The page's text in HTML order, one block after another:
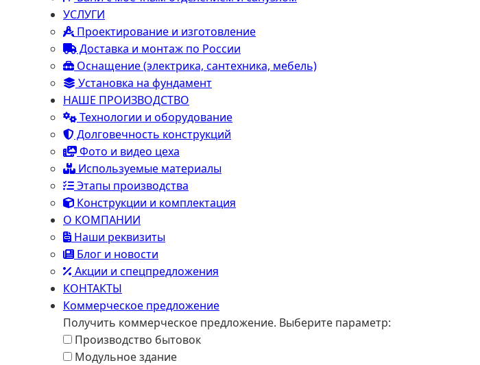
УСЛУГИ
Проектирование и изготовление
Доставка и монтаж по России
Оснащение (электрика, сантехника, мебель)
Установка на фундамент
НАШЕ ПРОИЗВОДСТВО
Технологии и оборудование
Долговечность конструкций
Фото и видео цеха
Используемые материалы
Этапы производства
Конструкции и комплектация
О КОМПАНИИ
Наши реквизиты
Блог и новости
Акции и спецпредложения
КОНТАКТЫ
Коммерческое предложение
Получить коммерческое предложение. Выберите параметр:
Производство бытовок
Модульное здание